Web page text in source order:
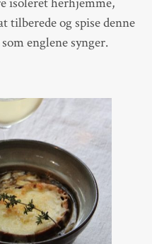
tilberede og spise denne
englene synger.